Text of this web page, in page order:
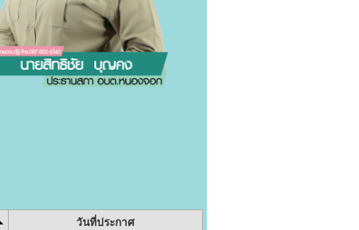
วันที่ประกาศ